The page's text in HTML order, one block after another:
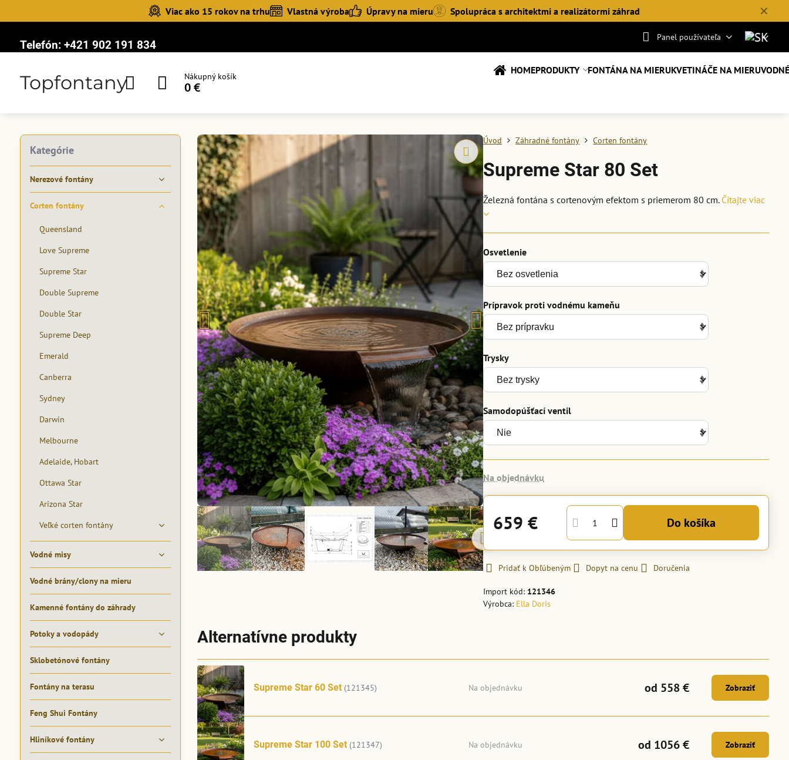
✕
Viac ako 15 rokov na trhu Vlastná výroba Úpravy na mieru Spolupráca s architektmi a realizátormi záhrad
Telefón: +421 902 191 834
Panel používateľa
Topfontany Nákupný košík
0 €
HOMEPRODUKTY FONTÁNA NA MIERUKVETINÁČE NA MIERU
Úvod Záhradné fontány Corten fontány
Supreme Star 80 Set
Železná fontána s cortenovým efektom s priemerom 80 cm. Čítajte viac
Osvetlenie
Prípravok proti vodnému kameňu
Trysky
Samodopúšťací ventil
Na objednávku
659 € Do košíka
Pridať k Obľúbeným Dopyt na cenu Doručenia
Import kód: 121346
Výrobca: Ella Doris
Alternatívne produkty
Supreme Star 60 Set (121345) Na objednávku od 558 € Zobraziť
Supreme Star 100 Set (121347) Na objednávku od 1056 € Zobraziť
Kategórie
Nerezové fontány
Corten fontány
Queensland
Love Supreme
Supreme Star
Double Supreme
Double Star
Supreme Deep
Emerald
Canberra
Sydney
Darwin
Melbourne
Adelaide, Hobart
Ottawa Star
Arizona Star
Veľké corten fontány
Vodné misy
Vodné brány/clony na mieru
Kamenné fontány do záhrady
Potoky a vodopády
Sklobetónové fontány
Fontány na terasu
Feng Shui Fontány
Hliníkové fontány